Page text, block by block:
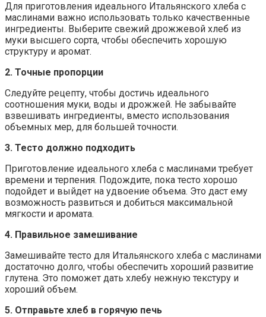
Для приготовления идеального Итальянского хлеба с
маслинами важно использовать только качественные
ингредиенты. Выберите свежий дрожжевой хлеб из
муки высшего сорта, чтобы обеспечить хорошую
структуру и аромат.
2. Точные пропорции
Следуйте рецепту, чтобы достичь идеального
соотношения муки, воды и дрожжей. Не забывайте
взвешивать ингредиенты, вместо использования
объемных мер, для большей точности.
3. Тесто должно подходить
Приготовление идеального хлеба с маслинами требует
времени и терпения. Подождите, пока тесто хорошо
подойдет и выйдет на удвоение объема. Это даст ему
возможность развиться и добиться максимальной
мягкости и аромата.
4. Правильное замешивание
Замешивайте тесто для Итальянского хлеба с маслинами
достаточно долго, чтобы обеспечить хороший развитие
глутена. Это поможет дать хлебу нежную текстуру и
хороший объем.
5. Отправьте хлеб в горячую печь